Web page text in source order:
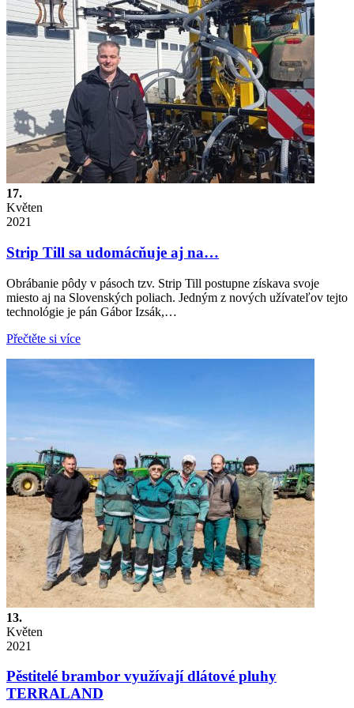
17.
Květen
2021
Strip Till sa udomácňuje aj na…
Obrábanie pôdy v pásoch tzv. Strip Till postupne získava svoje
miesto aj na Slovenských poliach. Jedným z nových užívateľov tejto
technológie je pán Gábor Izsák,…
Přečtěte si více
13.
Květen
2021
Pěstitelé brambor využívají dlátové pluhy
TERRALAND